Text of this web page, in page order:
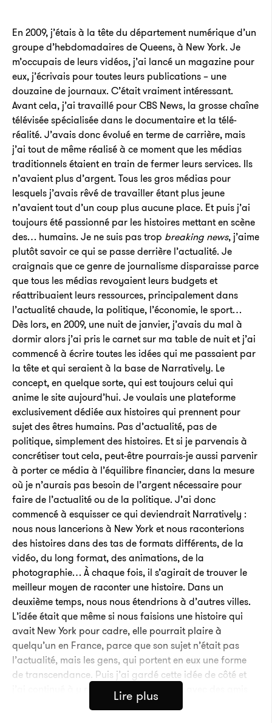
En 2009, j’étais à la tête du département numérique d’un
groupe d’hebdomadaires de Queens, à New York. Je
m’occupais de leurs vidéos, j’ai lancé un magazine pour
eux, j’écrivais pour toutes leurs publications – une
douzaine de journaux. C’était vraiment intéressant.
Avant cela, j’ai travaillé pour CBS News, la grosse chaîne
télévisée spécialisée dans le documentaire et la télé-
réalité. J’avais donc évolué en terme de carrière, mais
j’ai tout de même réalisé à ce moment que les médias
traditionnels étaient en train de fermer leurs services. Ils
n’avaient plus d’argent. Tous les gros médias pour
lesquels j’avais rêvé de travailler étant plus jeune
n’avaient tout d’un coup plus aucune place. Et puis j’ai
toujours été passionné par les histoires mettant en scène
des… humains. Je ne suis pas trop breaking news, j’aime
plutôt savoir ce qui se passe derrière l’actualité. Je
craignais que ce genre de journalisme disparaisse parce
que tous les médias revoyaient leurs budgets et
réattribuaient leurs ressources, principalement dans
l’actualité chaude, la politique, l’économie, le sport…
Dès lors, en 2009, une nuit de janvier, j’avais du mal à
dormir alors j’ai pris le carnet sur ma table de nuit et j’ai
commencé à écrire toutes les idées qui me passaient par
la tête et qui seraient à la base de Narratively. Le
concept, en quelque sorte, qui est toujours celui qui
anime le site aujourd’hui. Je voulais une plateforme
exclusivement dédiée aux histoires qui prennent pour
sujet des êtres humains. Pas d’actualité, pas de
politique, simplement des histoires. Et si je parvenais à
concrétiser tout cela, peut-être pourrais-je aussi parvenir
à porter ce média à l’équilibre financier, dans la mesure
où je n’aurais pas besoin de l’argent nécessaire pour
faire de l’actualité ou de la politique. J’ai donc
commencé à esquisser ce qui deviendrait Narratively :
nous nous lancerions à New York et nous raconterions
des histoires dans des tas de formats différents, de la
vidéo, du long format, des animations, de la
photographie… À chaque fois, il s’agirait de trouver le
meilleur moyen de raconter une histoire. Dans un
deuxième temps, nous nous étendrions à d’autres villes.
L’idée était que même si nous faisions une histoire qui
avait New York pour cadre, elle pourrait plaire à
quelqu’un en France, parce que son sujet n’était pas
l’actualité, mais les gens, qui portent en eux une forme
de transcendance. Puis j’ai gardé cette idée de côté et
j’ai continué à y réfléchir, la partageant avec des amis
proches et ma famille. J’ai quitté le magazine new-
Lire plus